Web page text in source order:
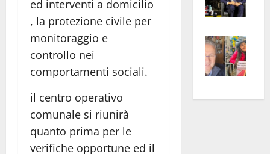
ed interventi a domicilio
, la protezione civile per
monitoraggio e
controllo nei
comportamenti sociali.
il centro operativo
comunale si riunirà
quanto prima per le
verifiche opportune ed il
euro
apre